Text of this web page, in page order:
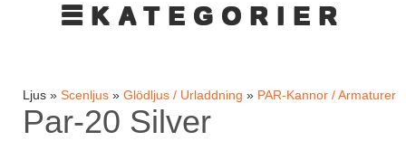
☰KATEGORIER
Ljus » Scenljus » Glödljus / Urladdning » PAR-Kannor / Armaturer
Par-20 Silver